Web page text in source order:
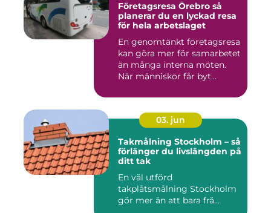
Företagsresa Örebro så
planerar du en lyckad resa
för hela arbetslaget
En genomtänkt företagsresa
kan göra mer för samarbetet
än många interna möten.
När människor får byt...
03. jun
Takmålning Stockholm – så
förlänger du livslängden på
ditt tak
En väl utförd
takplåtsmålning Stockholm
gör mer än att bara frä...